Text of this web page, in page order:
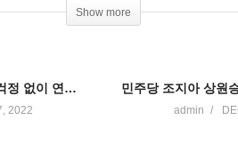
Show more
미국민 70% 코로나 걱정 없이 연말연시 보낸다
2022 admin